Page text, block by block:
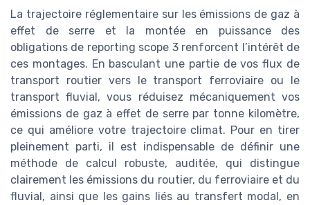
La trajectoire réglementaire sur les émissions de gaz à
effet de serre et la montée en puissance des
obligations de reporting scope 3 renforcent l’intérêt de
ces montages. En basculant une partie de vos flux de
transport routier vers le transport ferroviaire ou le
transport fluvial, vous réduisez mécaniquement vos
émissions de gaz à effet de serre par tonne kilomètre,
ce qui améliore votre trajectoire climat. Pour en tirer
pleinement parti, il est indispensable de définir une
méthode de calcul robuste, auditée, qui distingue
clairement les émissions du routier, du ferroviaire et du
fluvial, ainsi que les gains liés au transfert modal, en